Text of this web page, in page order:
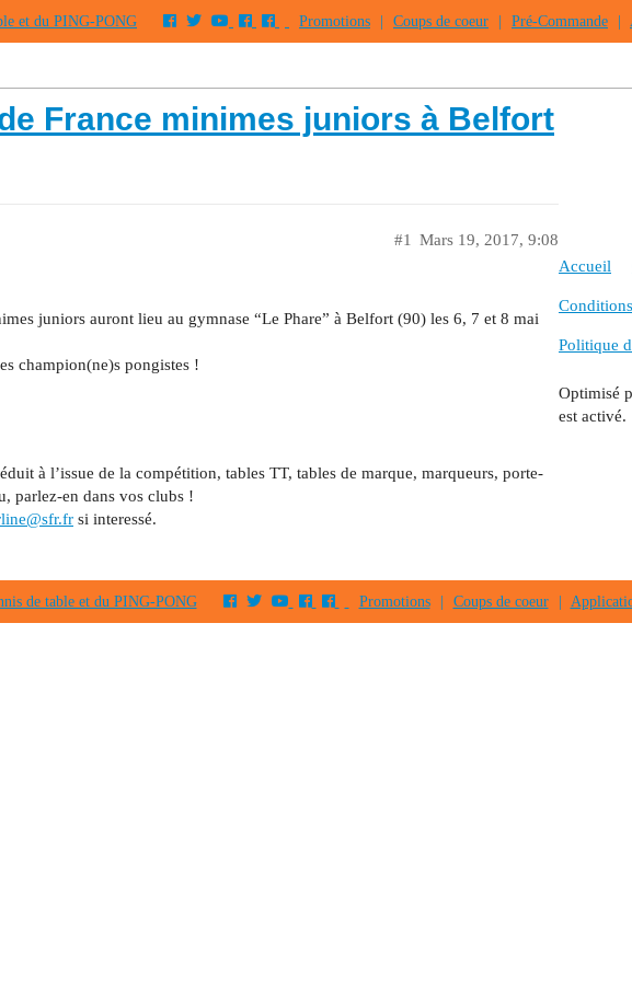
et du PING-PONG Promotions Coups de coeur Pré-Commande
France minimes juniors à Belfort
Mars 19, 2017, 9:08
#1
juniors auront lieu au gymnase “Le Phare” à Belfort (90) les 6, 7 et 8 mai
champion(ne)s pongistes !
à l’issue de la compétition, tables TT, tables de marque, marqueurs, porte-
parlez-en dans vos clubs !
si interessé.
Accueil
Politique
Optimisé
est activé.
de table et du PING-PONG Promotions Coups de coeur